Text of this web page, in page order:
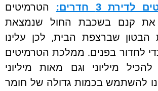
3 חדרים:
הטרמיטים
את קנם בשכבת החול שנמצאת
שברצפת הבית, לכן עלינו
לחדור בפנים. ממלכת הטרמיטים
מיליוני וגם מאות מיליוני
להשתמש בכמות גדולה של חומר